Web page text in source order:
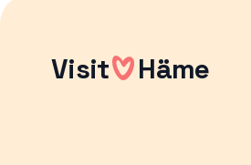
Visit Häme